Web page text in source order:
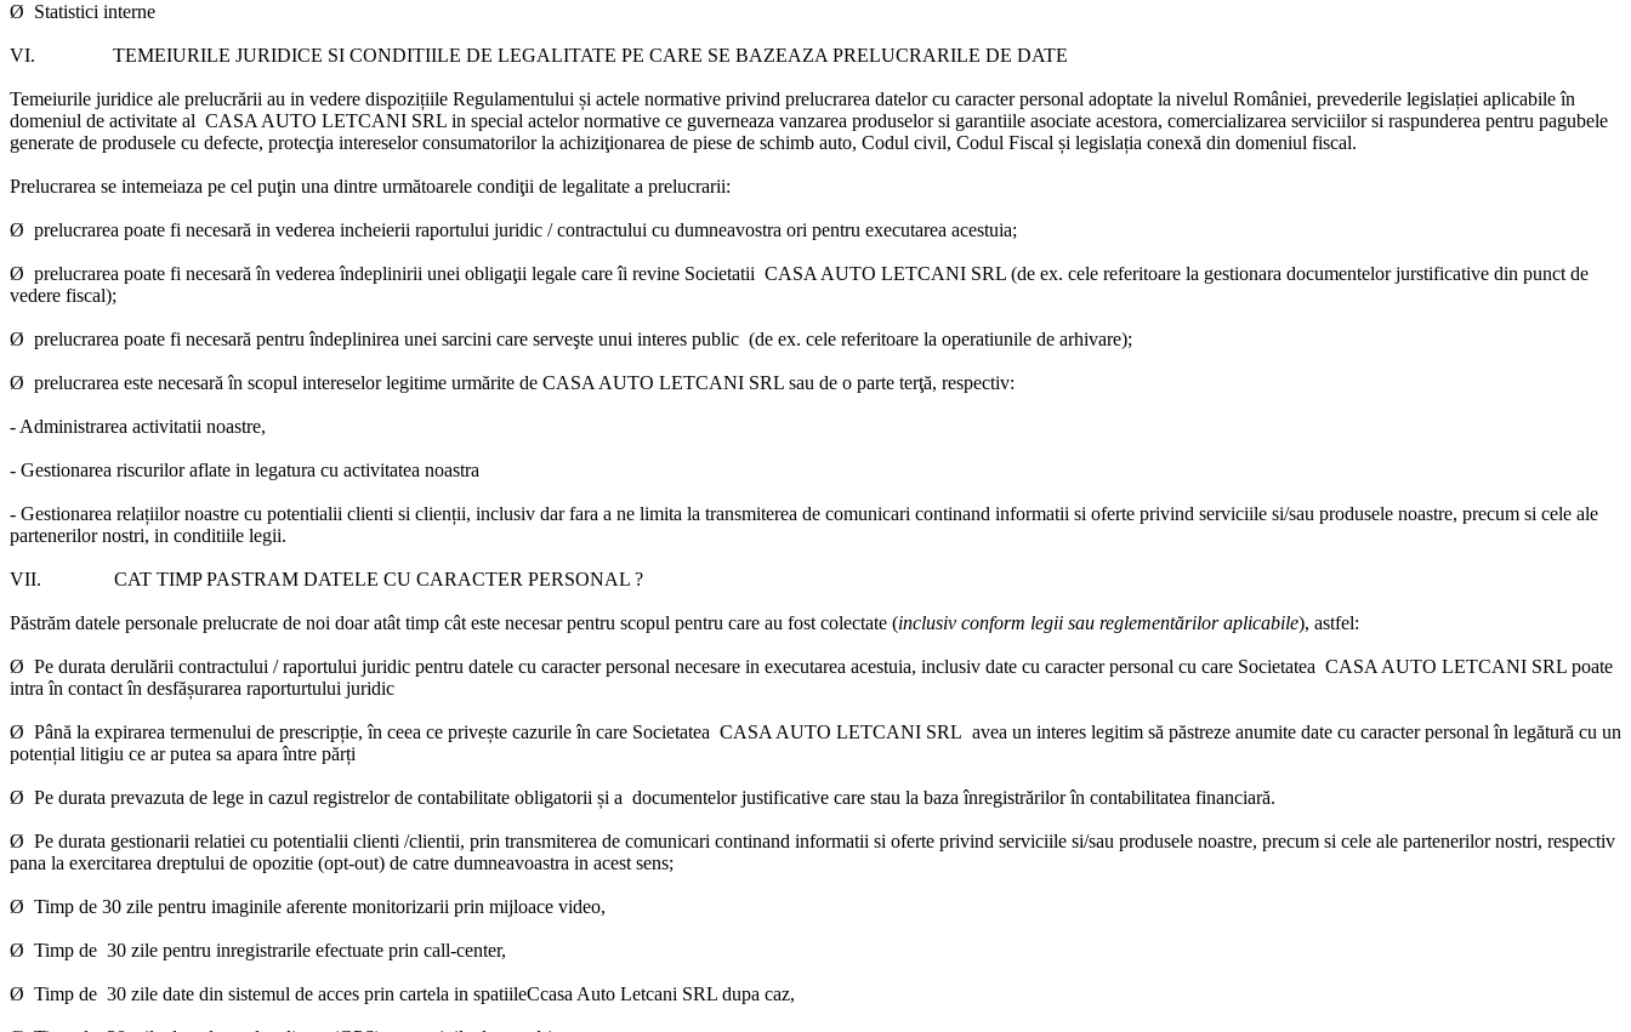
Ø Statistici interne
VI. TEMEIURILE JURIDICE SI CONDITIILE DE LEGALITATE PE CARE SE BAZEAZA PRELUCRARILE DE DATE
Temeiurile juridice ale prelucrării au in vedere dispozițiile Regulamentului și actele normative privind prelucrarea datelor cu caracter personal adoptate la nivelul României, prevederile legislației aplicabile în
domeniul de activitate al CASA AUTO LETCANI SRL in special actelor normative ce guverneaza vanzarea produselor si garantiile asociate acestora, comercializarea serviciilor si raspunderea pentru pagubele
generate de produsele cu defecte, protecţia intereselor consumatorilor la achiziţionarea de piese de schimb auto, Codul civil, Codul Fiscal și legislația conexă din domeniul fiscal.
Prelucrarea se intemeiaza pe cel puţin una dintre următoarele condiţii de legalitate a prelucrarii:
Ø prelucrarea poate fi necesară in vederea incheierii raportului juridic / contractului cu dumneavostra ori pentru executarea acestuia;
Ø prelucrarea poate fi necesară în vederea îndeplinirii unei obligaţii legale care îi revine Societatii CASA AUTO LETCANI SRL (de ex. cele referitoare la gestionara documentelor jurstificative din punct de
vedere fiscal);
Ø prelucrarea poate fi necesară pentru îndeplinirea unei sarcini care serveşte unui interes public (de ex. cele referitoare la operatiunile de arhivare);
Ø prelucrarea este necesară în scopul intereselor legitime urmărite de CASA AUTO LETCANI SRL sau de o parte terţă, respectiv:
- Administrarea activitatii noastre,
- Gestionarea riscurilor aflate in legatura cu activitatea noastra
- Gestionarea relațiilor noastre cu potentialii clienti si clienții, inclusiv dar fara a ne limita la transmiterea de comunicari continand informatii si oferte privind serviciile si/sau produsele noastre, precum si cele ale
partenerilor nostri, in conditiile legii.
VII. CAT TIMP PASTRAM DATELE CU CARACTER PERSONAL ?
Păstrăm datele personale prelucrate de noi doar atât timp cât este necesar pentru scopul pentru care au fost colectate (inclusiv conform legii sau reglementărilor aplicabile), astfel:
Ø Pe durata derulării contractului / raportului juridic pentru datele cu caracter personal necesare in executarea acestuia, inclusiv date cu caracter personal cu care Societatea CASA AUTO LETCANI SRL poate
intra în contact în desfășurarea raporturtului juridic
Ø Până la expirarea termenului de prescripție, în ceea ce privește cazurile în care Societatea CASA AUTO LETCANI SRL avea un interes legitim să păstreze anumite date cu caracter personal în legătură cu un
potențial litigiu ce ar putea sa apara între părți
Ø Pe durata prevazuta de lege in cazul registrelor de contabilitate obligatorii și a documentelor justificative care stau la baza înregistrărilor în contabilitatea financiară.
Ø Pe durata gestionarii relatiei cu potentialii clienti /clientii, prin transmiterea de comunicari continand informatii si oferte privind serviciile si/sau produsele noastre, precum si cele ale partenerilor nostri, respectiv
pana la exercitarea dreptului de opozitie (opt-out) de catre dumneavoastra in acest sens;
Ø Timp de 30 zile pentru imaginile aferente monitorizarii prin mijloace video,
Ø Timp de 30 zile pentru inregistrarile efectuate prin call-center,
Ø Timp de 30 zile date din sistemul de acces prin cartela in spatiileCcasa Auto Letcani SRL dupa caz,